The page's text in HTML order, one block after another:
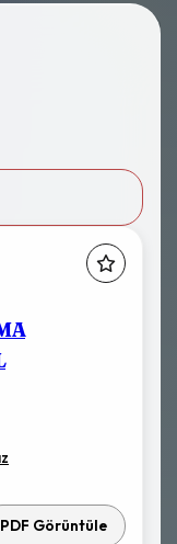
PDF Görüntüle